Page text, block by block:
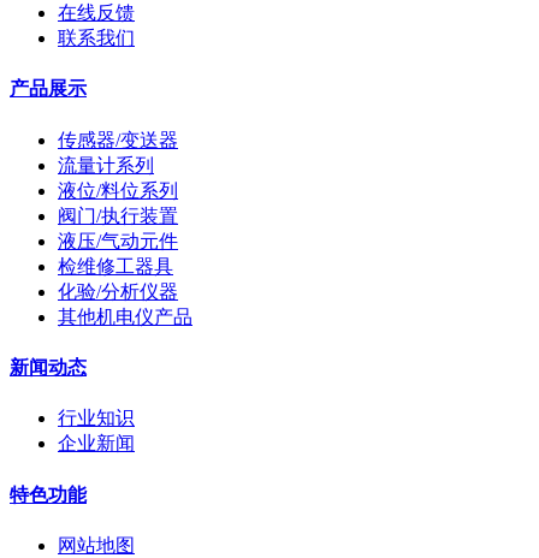
在线反馈
联系我们
产品展示
传感器/变送器
流量计系列
液位/料位系列
阀门/执行装置
液压/气动元件
检维修工器具
化验/分析仪器
其他机电仪产品
新闻动态
行业知识
企业新闻
特色功能
网站地图